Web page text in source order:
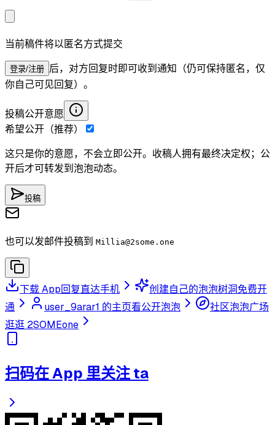
当前稿件将以匿名方式提交
登录/注册 后，对方回复时即可收到通知（仍可保持匿名，仅
你自己可见回复）。
投稿公开意愿
希望公开（推荐）
这只是你的意愿，不会立即公开。收稿人拥有最终决定权；公
开后才可转发到泡泡动态。
投稿
也可以发邮件投稿到 Millia@2some.one
下载 App回复直达手机 创建自己的泡泡树洞免费开
通
user_9arar1 的主页看公开泡泡
社区泡泡广场
逛逛 2SOMEone
扫码在 App 里关注 ta